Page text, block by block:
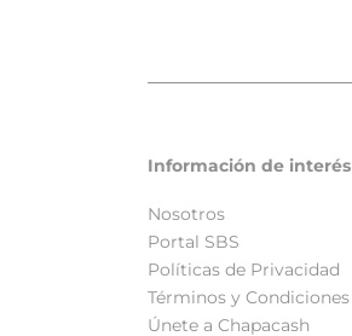
Información de interés
Nosotros
Portal SBS
Políticas de Privacidad
Términos y Condiciones
Únete a Chapacash